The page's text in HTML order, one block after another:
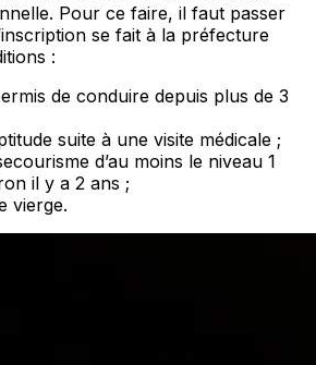
Pour ce faire, il faut passer
se fait à la préfecture
:
de conduire depuis plus de 3
suite à une visite médicale ;
d’au moins le niveau 1
il y a 2 ans ;
vierge.